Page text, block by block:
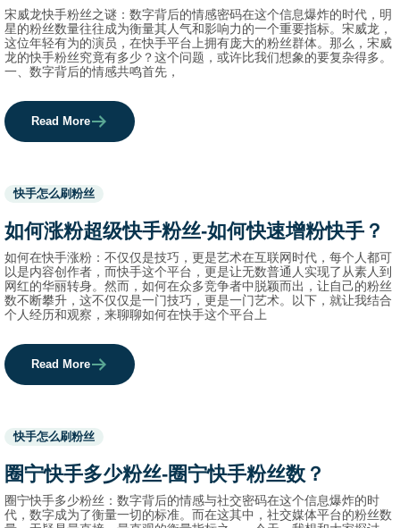
宋威龙快手粉丝之谜：数字背后的情感密码在这个信息爆炸的时代，明
星的粉丝数量往往成为衡量其人气和影响力的一个重要指标。宋威龙，
这位年轻有为的演员，在快手平台上拥有庞大的粉丝群体。那么，宋威
龙的快手粉丝究竟有多少？这个问题，或许比我们想象的要复杂得多。
一、数字背后的情感共鸣首先，
Read More
Used
before
names.
快手怎么刷粉丝
如何涨粉超级快手粉丝-如何快速增粉快手？
如何在快手涨粉：不仅仅是技巧，更是艺术在互联网时代，每个人都可
以是内容创作者，而快手这个平台，更是让无数普通人实现了从素人到
网红的华丽转身。然而，如何在众多竞争者中脱颖而出，让自己的粉丝
数不断攀升，这不仅仅是一门技巧，更是一门艺术。以下，就让我结合
个人经历和观察，来聊聊如何在快手这个平台上
Read More
Used
before
category
names.
快手怎么刷粉丝
圈宁快手多少粉丝-圈宁快手粉丝数？
圈宁快手多少粉丝：数字背后的情感与社交密码在这个信息爆炸的时
代，数字成为了衡量一切的标准。而在这其中，社交媒体平台的粉丝数